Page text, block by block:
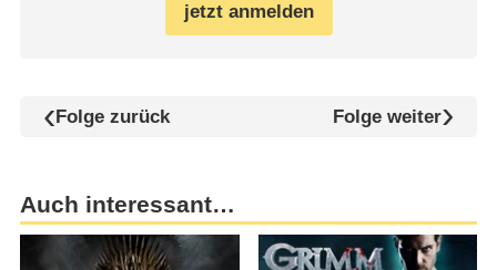
jetzt anmelden
Folge zurück Folge weiter
Auch interessant…